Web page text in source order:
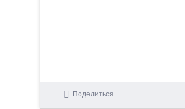
Поделиться